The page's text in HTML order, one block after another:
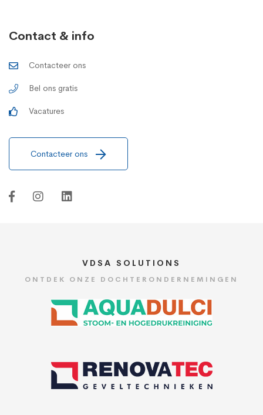
Contact & info
Contacteer ons
Bel ons gratis
Vacatures
Contacteer ons
VDSA SOLUTIONS
ONTDEK ONZE DOCHTERONDERNEMINGEN